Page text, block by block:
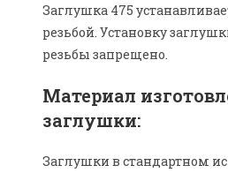
Заглушка 475
резьбой. Установку
резьбы запрещено.
Материал
заглушки:
Заглушки в стандартном